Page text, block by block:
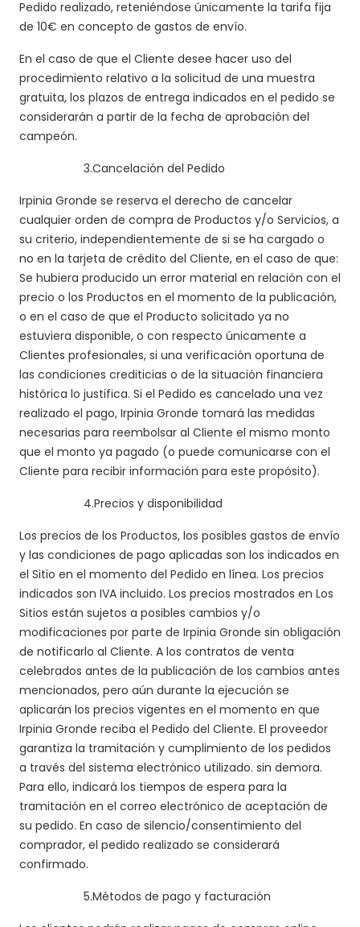
Pedido realizado, reteniéndose únicamente la tarifa fija
de 10€ en concepto de gastos de envío.
En el caso de que el Cliente desee hacer uso del
procedimiento relativo a la solicitud de una muestra
gratuita, los plazos de entrega indicados en el pedido se
considerarán a partir de la fecha de aprobación del
campeón.
3.Cancelación del Pedido
Irpinia Gronde se reserva el derecho de cancelar
cualquier orden de compra de Productos y/o Servicios, a
su criterio, independientemente de si se ha cargado o
no en la tarjeta de crédito del Cliente, en el caso de que:
Se hubiera producido un error material en relación con el
precio o los Productos en el momento de la publicación,
o en el caso de que el Producto solicitado ya no
estuviera disponible, o con respecto únicamente a
Clientes profesionales, si una verificación oportuna de
las condiciones crediticias o de la situación financiera
histórica lo justifica. Si el Pedido es cancelado una vez
realizado el pago, Irpinia Gronde tomará las medidas
necesarias para reembolsar al Cliente el mismo monto
que el monto ya pagado (o puede comunicarse con el
Cliente para recibir información para este propósito).
4.Precios y disponibilidad
Los precios de los Productos, los posibles gastos de envío
y las condiciones de pago aplicadas son los indicados en
el Sitio en el momento del Pedido en línea. Los precios
indicados son IVA incluido. Los precios mostrados en Los
Sitios están sujetos a posibles cambios y/o
modificaciones por parte de Irpinia Gronde sin obligación
de notificarlo al Cliente. A los contratos de venta
celebrados antes de la publicación de los cambios antes
mencionados, pero aún durante la ejecución se
aplicarán los precios vigentes en el momento en que
Irpinia Gronde reciba el Pedido del Cliente. El proveedor
garantiza la tramitación y cumplimiento de los pedidos
a través del sistema electrónico utilizado. sin demora.
Para ello, indicará los tiempos de espera para la
tramitación en el correo electrónico de aceptación de
su pedido. En caso de silencio/consentimiento del
comprador, el pedido realizado se considerará
confirmado.
5.Métodos de pago y facturación